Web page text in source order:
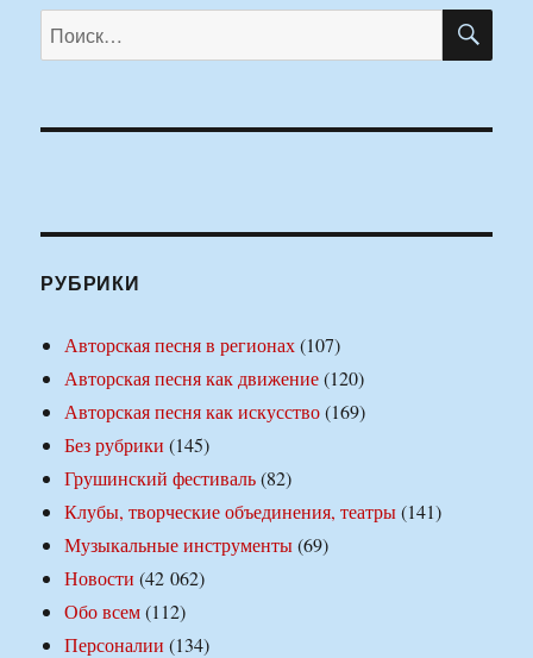
Искать:
РУБРИКИ
Авторская песня в регионах(107)
Авторская песня как движение(120)
Авторская песня как искусство(169)
Без рубрики (145)
Грушинский фестиваль(82)
Клубы, творческие объединения, театры(141)
Музыкальные инструменты(69)
Новости (42 062)
Обо всем(112)
Персоналии (134)